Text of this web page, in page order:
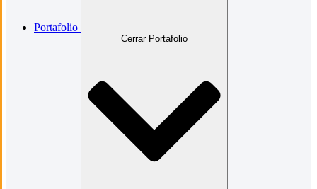
Portafolio
Cerrar Portafolio